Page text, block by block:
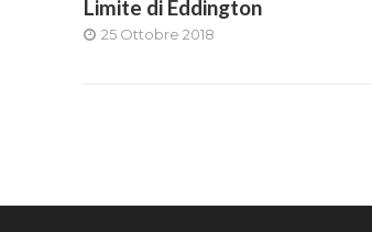
Limite di Eddington
25 Ottobre 2018